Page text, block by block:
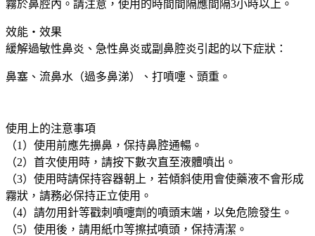
30ml
味
鼻
炎
阪
實
體
藥
妝
店
直
霧於鼻腔內。請注意，使用的時間間隔應間隔3小時以上。
效能・效果
緩解過敏性鼻炎、急性鼻炎或副鼻腔炎引起的以下症狀：
鼻塞、流鼻水（過多鼻涕）、打噴嚏、頭重。
使用上的注意事項
（1）使用前應先擤鼻，保持鼻腔通暢。
（2）首次使用時，請按下數次直至液體噴出。
（3）使用時請保持容器朝上，若傾斜使用會使藥液不會形成
霧狀，請務必保持正立使用。
（4）請勿用針等戳刺噴嚏劑的噴頭末端，以免危險發生。
（5）使用後，請用紙巾等擦拭噴頭，保持清潔。